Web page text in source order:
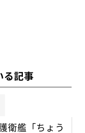
る記事
衛艦「ちょう